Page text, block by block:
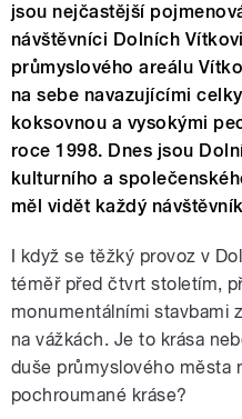
jsou nejčastější
návštěvníci Dolních
průmyslového areálu
na sebe navazujícími
koksovnou a vysokými
roce 1998. Dnes jsou
kulturního a
měl vidět každý
I když se těžký provoz v
téměř před čtvrt stoletím,
monumentálními stavbami
na vážkách. Je to krása
duše průmyslového města
pochroumané kráse?